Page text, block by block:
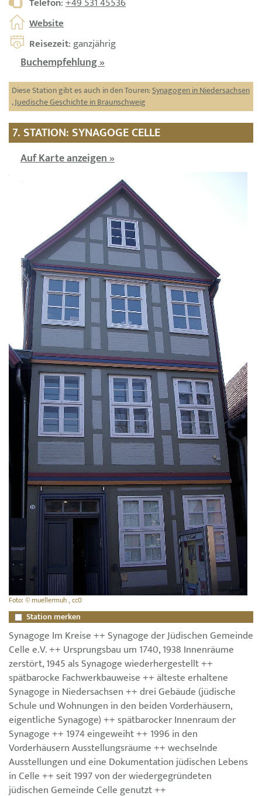
Website
Reisezeit: ganzjährig
Buchempfehlung »
Diese Station gibt es auch in den Touren:Synagogen in Niedersachsen
,Juedische Geschichte in Braunschweig
7. STATION: SYNAGOGE CELLE
Auf Karte anzeigen »
Foto: © muellermuh , cc0
Station merken
Synagoge Im Kreise ++ Synagoge der Jüdischen Gemeinde
Celle e.V. ++ Ursprungsbau um 1740, 1938 Innenräume
zerstört, 1945 als Synagoge wiederhergestellt ++
spätbarocke Fachwerkbauweise ++ älteste erhaltene
Synagoge in Niedersachsen ++ drei Gebäude (jüdische
Schule und Wohnungen in den beiden Vorderhäusern,
eigentliche Synagoge) ++ spätbarocker Innenraum der
Synagoge ++ 1974 eingeweiht ++ 1996 in den
Vorderhäusern Ausstellungsräume ++ wechselnde
Ausstellungen und eine Dokumentation jüdischen Lebens
in Celle ++ seit 1997 von der wiedergegründeten
jüdischen Gemeinde Celle genutzt ++